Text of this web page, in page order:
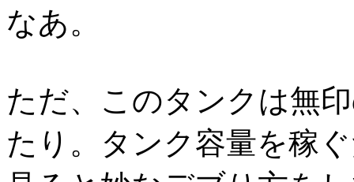
なあ。
ただ、このタンクは無
たり。タンク容量を稼